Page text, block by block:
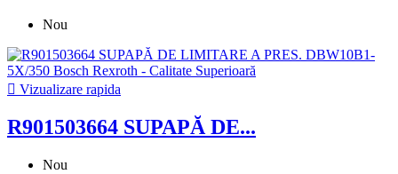
Nou
 Vizualizare rapida
R901503664 SUPAPĂ DE...
Nou